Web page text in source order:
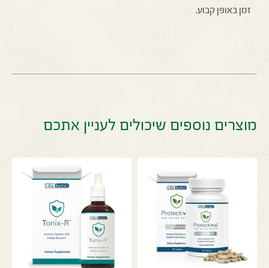
זמן באופן קבוע.
מוצרים נוספים שיכולים לעניין אתכם